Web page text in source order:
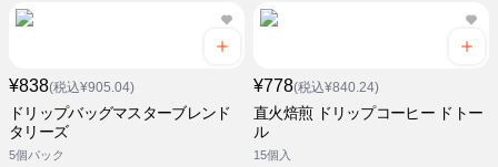
¥838(税込¥905.04)
ドリップバッグマスターブレンド
タリーズ
5個パック
¥778(税込¥840.24)
直火焙煎 ドリップコーヒー ドトー
ル
15個入